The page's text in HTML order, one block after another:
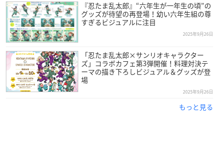
『忍たま乱太郎』“六年生が一年生の頃”の
グッズが待望の再登場！幼い六年生組の尊
すぎるビジュアルに注目
2025年9月26日
「忍たま乱太郎×サンリオキャラクター
ズ」コラボカフェ第3弾開催！料理対決テ
ーマの描き下ろしビジュアル＆グッズが登
場
2025年9月26日
もっと見る